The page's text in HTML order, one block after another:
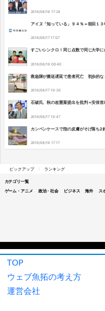
TOP
ウェブ魚拓の考え方
運営会社